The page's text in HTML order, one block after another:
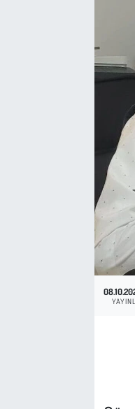
Kültür Sanat
Bilim - Teknoloji
İnsan Hakları